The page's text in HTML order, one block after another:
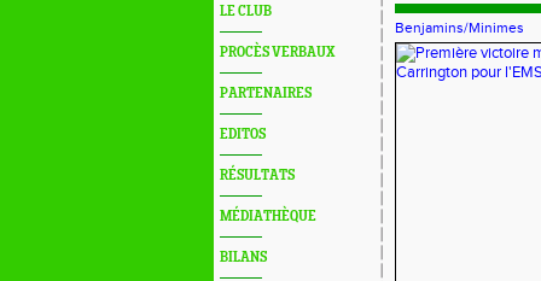
LE CLUB
PROCÈS VERBAUX
PARTENAIRES
EDITOS
RÉSULTATS
MÉDIATHÈQUE
BILANS
Benjamins/Minimes